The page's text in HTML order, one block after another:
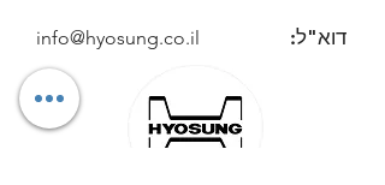
info@hyosung.co.il דוא"ל: